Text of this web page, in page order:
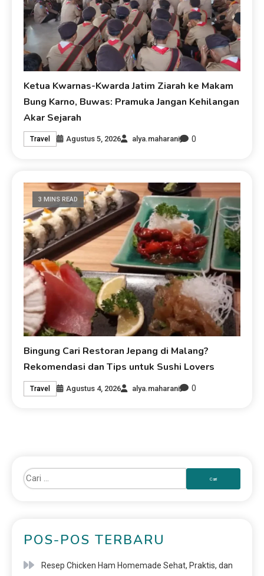
Ketua Kwarnas-Kwarda Jatim Ziarah ke Makam
Bung Karno, Buwas: Pramuka Jangan Kehilangan
Akar Sejarah
Travel Agustus 5, 2026 alya.maharani 0
3 MINS READ
Bingung Cari Restoran Jepang di Malang?
Rekomendasi dan Tips untuk Sushi Lovers
Travel Agustus 4, 2026 alya.maharani 0
POS-POS TERBARU
Resep Chicken Ham Homemade Sehat, Praktis, dan